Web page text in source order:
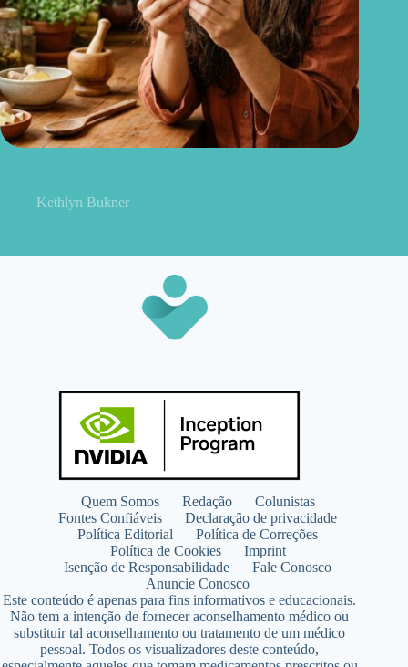
Kethlyn Bukner
Quem Somos Redação
Colunistas
Fontes Confiáveis
Declaração de privacidade
Política Editorial
Política de Correções
Política de Cookies
Imprint
Isenção de Responsabilidade
Fale Conosco
Anuncie Conosco
Este conteúdo é apenas para fins informativos e educacionais.
Não tem a intenção de fornecer aconselhamento médico ou
substituir tal aconselhamento ou tratamento de um médico
pessoal. Todos os visualizadores deste conteúdo,